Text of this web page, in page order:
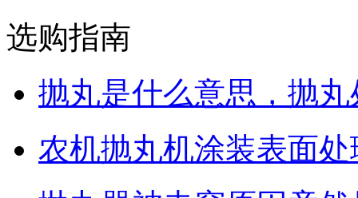
选购指南
抛丸是什么意思，抛
农机抛丸机涂装表面